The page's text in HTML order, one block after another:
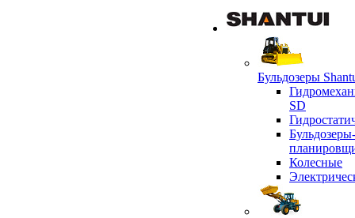
Бульдозеры
SD
Бульдозеры-
Колесные